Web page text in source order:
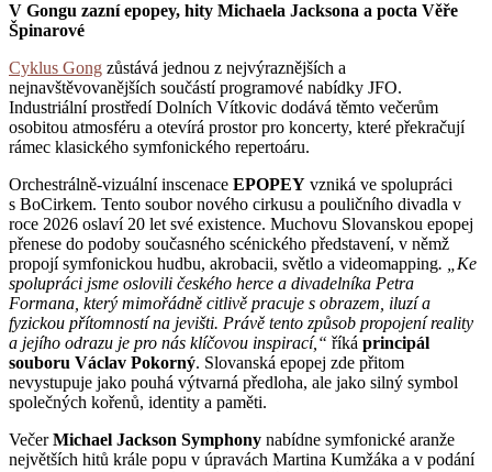
V Gongu zazní epopey, hity Michaela Jacksona a pocta Věře
Špinarové
Cyklus Gong zůstává jednou z nejvýraznějších a
nejnavštěvovanějších součástí programové nabídky JFO.
Industriální prostředí Dolních Vítkovic dodává těmto večerům
osobitou atmosféru a otevírá prostor pro koncerty, které překračují
rámec klasického symfonického repertoáru.
Orchestrálně-vizuální inscenace EPOPEY vzniká ve spolupráci
s BoCirkem. Tento soubor nového cirkusu a pouličního divadla v
roce 2026 oslaví 20 let své existence. Muchovu Slovanskou epopej
přenese do podoby současného scénického představení, v němž
propojí symfonickou hudbu, akrobacii, světlo a videomapping. „Ke
spolupráci jsme oslovili českého herce a divadelníka Petra
Formana, který mimořádně citlivě pracuje s obrazem, iluzí a
fyzickou přítomností na jevišti. Právě tento způsob propojení reality
a jejího odrazu je pro nás klíčovou inspirací,“ říká principál
souboru Václav Pokorný. Slovanská epopej zde přitom
nevystupuje jako pouhá výtvarná předloha, ale jako silný symbol
společných kořenů, identity a paměti.
VečerMichael Jackson Symphony nabídne symfonické aranže
největších hitů krále popu v úpravách Martina Kumžáka a v podání